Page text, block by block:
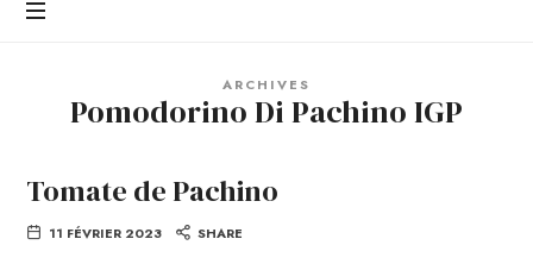
ARCHIVES
Pomodorino Di Pachino IGP
Tomate de Pachino
11 FÉVRIER 2023 SHARE